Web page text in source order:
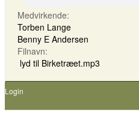
Medvirkende:
Torben Lange
Benny E Andersen
Filnavn:
lyd til Birketræet.mp3
Login